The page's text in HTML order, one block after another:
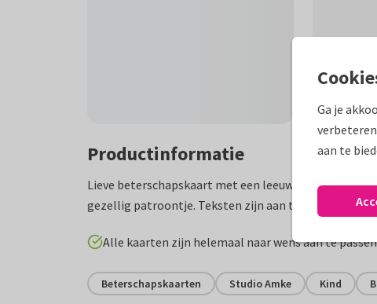
Productinformatie
Lieve beterschapskaart met een leeuwtje die in bed
gezellig patroontje. Teksten zijn aan te passen.
Alle kaarten zijn helemaal naar wens aan te passen
Beterschapskaarten Studio Amke Kind
Ga je
aan te